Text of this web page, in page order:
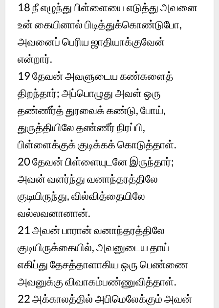
18நீ எழுந்து பிள்ளையை எடுத்து அவனை
உன் கையினால் பிடித்துக்கொண்டுபோ,
அவனைப் பெரிய ஜாதியாக்குவேன்
என்றார்.
19தேவன் அவளுடைய கண்களைத்
திறந்தார்; அப்பொழுது அவள் ஒரு
தண்ணீர்த் துரவைக் கண்டு, போய்,
துருத்தியிலே தண்ணீர் நிரப்பி,
பிள்ளைக்குக் குடிக்கக் கொடுத்தாள்.
20தேவன் பிள்ளையுடனே இருந்தார்;
அவன் வளர்ந்து வனாந்தரத்திலே
குடியிருந்து, வில்வித்தையிலே
வல்லவனானான்.
21அவன் பாரான் வனாந்தரத்திலே
குடியிருக்கையில், அவனுடைய தாய்
எகிப்து தேசத்தாளாகிய ஒரு பெண்ணை
அவனுக்கு விவாகம்பண்ணுவித்தாள்.
22அக்காலத்தில் அபிமெலேக்கும் அவன்